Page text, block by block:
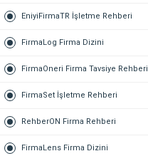
EniyiFirmaTR İşletme Rehberi
FirmaLog Firma Dizini
FirmaOneri Firma Tavsiye Rehberi
FirmaSet İşletme Rehberi
RehberON Firma Rehberi
FirmaLens Firma Dizini